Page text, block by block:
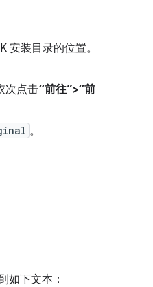
安装目录的位置。
次点击“前往”>“前
。
如下文本：